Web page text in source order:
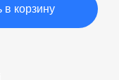
корзину